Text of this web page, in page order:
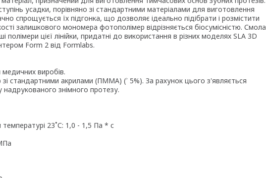
усадки, порівняно зі стандартними матеріалами для виготовлення
спрощується їх підгонка, що дозволяє ідеально підібрати і розмістити
залишкового мономера фотополімер відрізняється біосумісністю. Смола
цієї лінійки, придатні до використання в різних моделях SLA 3D
Form 2 від Formlabs.
медичних виробів.
зі стандартними акрилами (ПММА) (˃ 5%). За рахунок цього з'являється
знімного протезу.
23˚С: 1,0 - 1,5 Па * с